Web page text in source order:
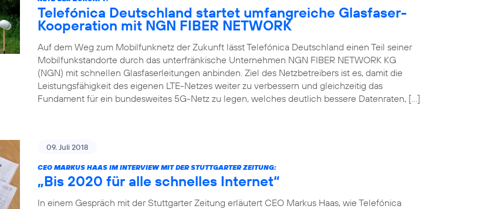
Telefónica Deutschland startet umfangreiche Glasfaser-
Kooperation mit NGN FIBER NETWORK
Auf dem Weg zum Mobilfunknetz der Zukunft lässt Telefónica Deutschland einen Teil seiner
Mobilfunkstandorte durch das unterfränkische Unternehmen NGN FIBER NETWORK KG
(NGN) mit schnellen Glasfaserleitungen anbinden. Ziel des Netzbetreibers ist es, damit die
Leistungsfähigkeit des eigenen LTE-Netzes weiter zu verbessern und gleichzeitig das
Fundament für ein bundesweites 5G-Netz zu legen, welches deutlich bessere Datenraten, […]
09. Juli 2018
CEO MARKUS HAAS IM INTERVIEW MIT DER STUTTGARTER ZEITUNG:
„Bis 2020 für alle schnelles Internet“
In einem Gespräch mit der Stuttgarter Zeitung erläutert CEO Markus Haas, wie Telefónica